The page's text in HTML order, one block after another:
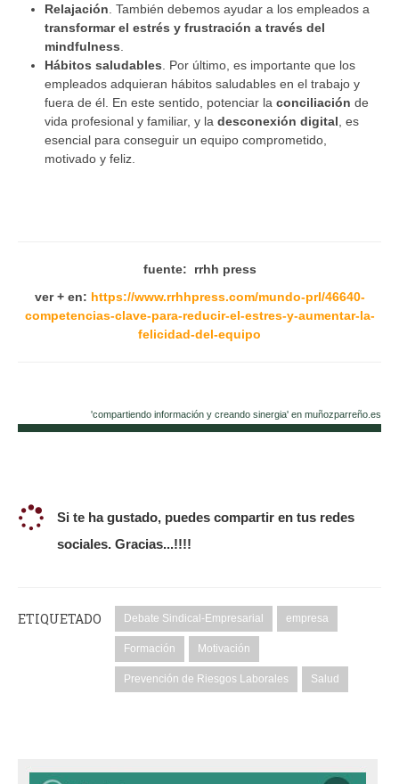
Relajación . También debemos ayudar a los empleados a
transformar el estrés y frustración a través del
mindfulness
Hábitos saludables . Por último, es importante que los
empleados adquieran hábitos saludables en el trabajo y
fuera de él. En este sentido, potenciar la conciliación de
vida profesional y familiar, y la desconexión digital , es
esencial para conseguir un equipo comprometido,
motivado y feliz.
fuente: rrhh press
ver + en: https://www.rrhhpress.com/mundo-prl/46640-
competencias-clave-para-reducir-el-estres-y-aumentar-la-
felicidad-del-equipo
'compartiendo información y creando sinergia' en muñozparreño.es
Si te ha gustado, puedes compartir en tus redes
sociales. Gracias...!!!!
ETIQUETADO Debate Sindical-Empresarial empresa
Formación Motivación
Prevención de Riesgos Laborales Salud